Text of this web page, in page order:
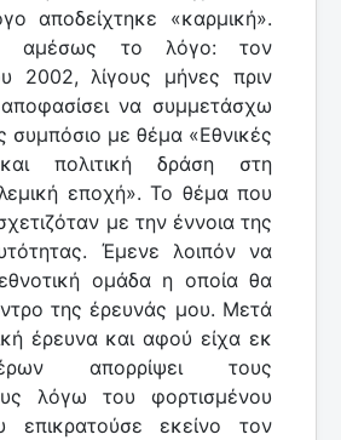
αποδείχτηκε «καρμική».
αμέσως το λόγο: τον
2002, λίγους μήνες πριν
να συμμετάσχω
συμπόσιο με θέμα «Εθνικές
πολιτική δράση στη
εποχή». Το θέμα που
με την έννοια της
Έμενε λοιπόν να
ομάδα η οποία θα
της έρευνάς μου. Μετά
έρευνα και αφού είχα εκ
απορρίψει τους
λόγω του φορτισμένου
επικρατούσε εκείνο τον